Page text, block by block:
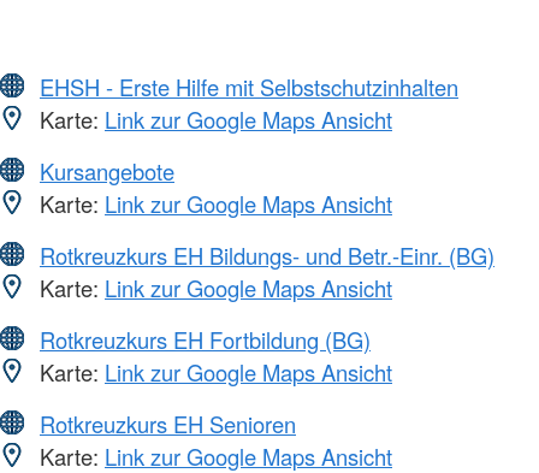
EHSH - Erste Hilfe mit Selbstschutzinhalten
Karte: Link zur Google Maps Ansicht
Kursangebote
Karte: Link zur Google Maps Ansicht
Rotkreuzkurs EH Bildungs- und Betr.-Einr. (BG)
Karte: Link zur Google Maps Ansicht
Rotkreuzkurs EH Fortbildung (BG)
Karte: Link zur Google Maps Ansicht
Rotkreuzkurs EH Senioren
Karte: Link zur Google Maps Ansicht